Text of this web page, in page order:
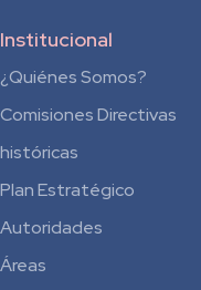
Institucional
¿Quiénes Somos?
Comisiones Directivas
históricas
Plan Estratégico
Autoridades
Áreas